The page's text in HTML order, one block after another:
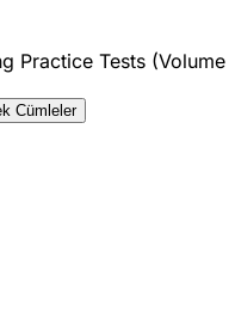
Practice Tests (Volume
Cümleler